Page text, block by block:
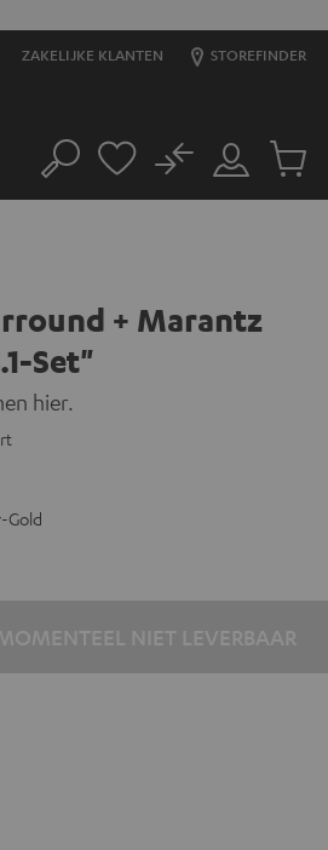
ZAKELIJKE KLANTEN STOREFINDER
Zoeken
Mijn
account
No
+ Marantz
Set"
hier.
Gold